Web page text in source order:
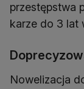
przestępstwa
karze do 3 lat
Nowelizacja